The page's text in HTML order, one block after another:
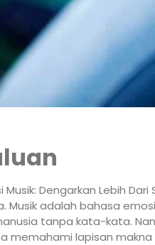
Musik: Dengarkan Lebih
Musik adalah bahasa
tanpa kata-kata.
memahami lapisan makna